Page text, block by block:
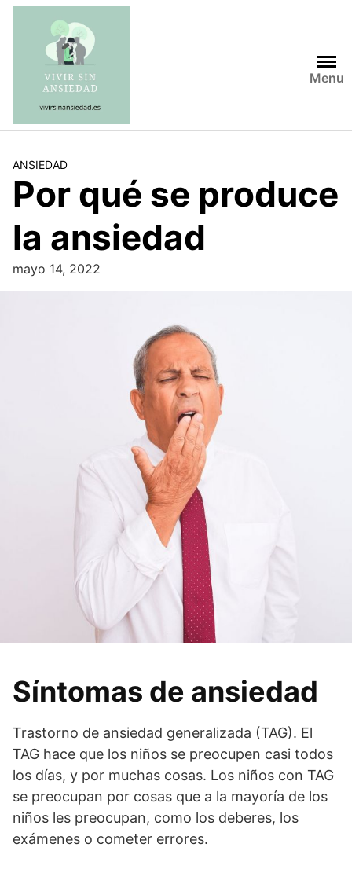
Saltar
contenido
Menu
ANSIEDAD
Por qué se produce
la ansiedad
mayo 14, 2022
Síntomas de ansiedad
Trastorno de ansiedad generalizada (TAG). El
TAG hace que los niños se preocupen casi todos
los días, y por muchas cosas. Los niños con TAG
se preocupan por cosas que a la mayoría de los
niños les preocupan, como los deberes, los
exámenes o cometer errores.